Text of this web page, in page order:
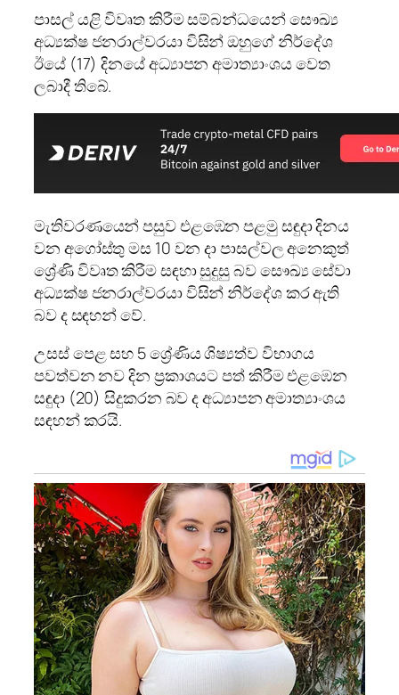
පාසල් යළි විවෘත කිරීම සම්බන්ධයෙන් සෞඛ්‍ය
අධ්‍යක්ෂ ජනරාල්වරයා විසින් ඔහුගේ නිර්දේශ
ඊයේ (17) දිනයේ අධ්‍යාපන අමාත්‍යාංශය වෙත
ලබාදී තිබේ.
මැතිවරණයෙන් පසුව එළඹෙන පළමු සඳුදා දිනය
වන අගෝස්තු මස 10 වන දා පාසල්වල අනෙකුත්
ශ්‍රේණි විවෘත කිරීම සඳහා සුදුසු බව සෞඛ්‍ය සේවා
අධ්‍යක්ෂ ජනරාල්වරයා විසින් නිර්දේශ කර ඇති
බව ද සඳහන් වේ.
උසස් පෙළ සහ 5 ශ්‍රේණිය ශිෂ්‍යත්ව විභාගය
පවත්වන නව දින ප්‍රකාශයට පත් කිරීම එළඹෙන
සඳුදා (20) සිදුකරන බව ද අධ්‍යාපන අමාත්‍යාංශය
සඳහන් කරයි.